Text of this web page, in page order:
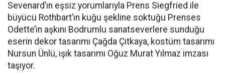
Sevenard’ın eşsiz yorumlarıyla Prens Siegfried ile
büyücü Rothbart’ın kuğu şekline soktuğu Prenses
Odette’in aşkını Bodrumlu sanatseverlere sunduğu
eserin dekor tasarımı Çağda Çitkaya, kostüm tasarımı
Nursun Ünlü, ışık tasarımı Oğuz Murat Yılmaz imzası
taşıyor.